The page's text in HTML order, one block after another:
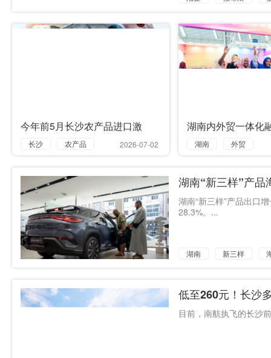
今年前5月长沙农产品进口激
长沙
农产品
木薯淀粉
2026-07-02
湖南内外贸一体化
场订单
湖南
外贸
企业
市场
订单
湖南“新三样”产
湖南“新三样”产品出口
28.3%。...
湖南 新三样
低至260元！长沙
目前，南航执飞的长沙